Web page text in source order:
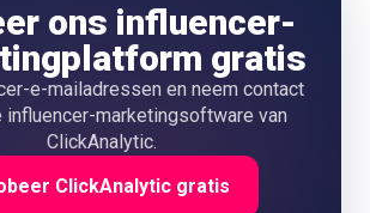
ons influencer-
gratis
e-mailadressen en neem contact
influencer-marketingsoftware van
ClickAnalytic.
ClickAnalytic gratis